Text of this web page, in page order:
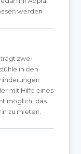
werden.
zwei
in den
mit Hilfe eines
möglich, das
zu mieten.